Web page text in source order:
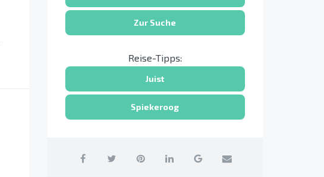
Zur Suche
Reise-Tipps:
Juist
Spiekeroog